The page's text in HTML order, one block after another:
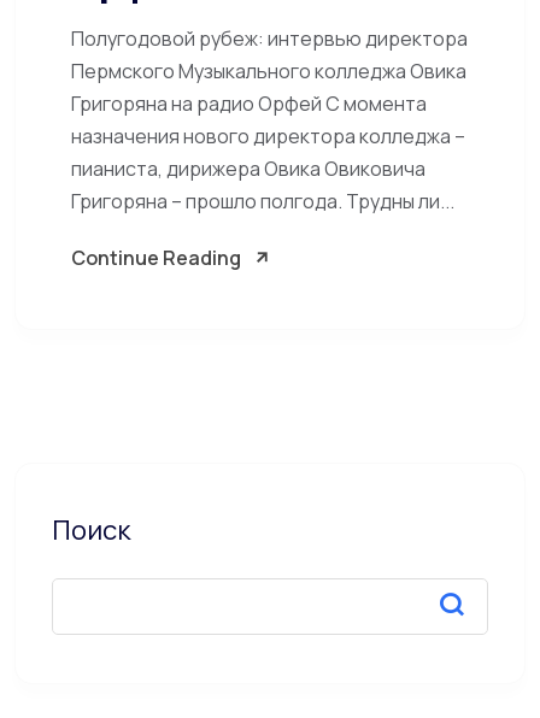
Полугодовой рубеж: интервью директора
Пермского Музыкального колледжа Овика
Григоряна на радио Орфей С момента
назначения нового директора колледжа –
пианиста, дирижера Овика Овиковича
Григоряна – прошло полгода. Трудны ли...
Continue Reading
Поиск